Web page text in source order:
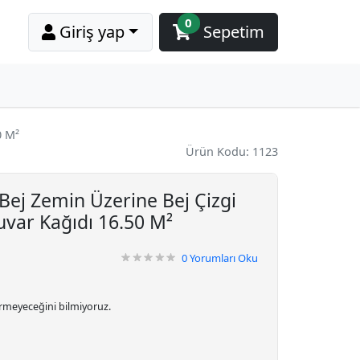
Giriş yap Sepetim
0
M²
Ürün Kodu: 1123
Zemin Üzerine Bej Çizgi
Kağıdı 16.50 M²
0Yorumları Oku
bilmiyoruz.